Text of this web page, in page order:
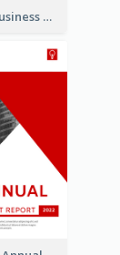
Burgundy Business Reports